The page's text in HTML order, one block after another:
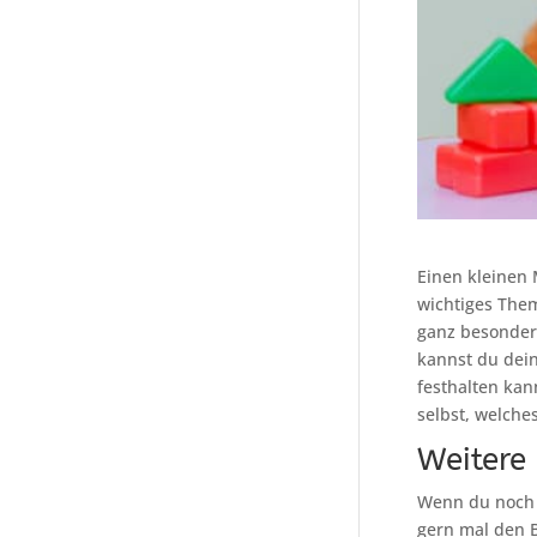
Einen kleinen
wichtiges
ganz
kannst du
festhalten
selbst,
Wenn du
gern mal den